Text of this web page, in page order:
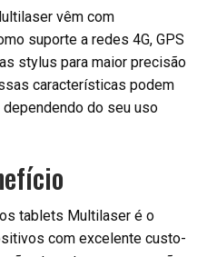
vêm com
suporte a redes 4G, GPS
stylus para maior precisão
características podem
do seu uso
tablets Multilaser é o
com excelente custo-